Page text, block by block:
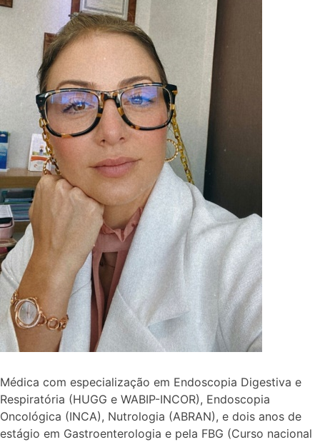
Médica com especialização em Endoscopia Digestiva e
Respiratória (HUGG e WABIP-INCOR), Endoscopia
Oncológica (INCA), Nutrologia (ABRAN), e dois anos de
estágio em Gastroenterologia e pela FBG (Curso nacional